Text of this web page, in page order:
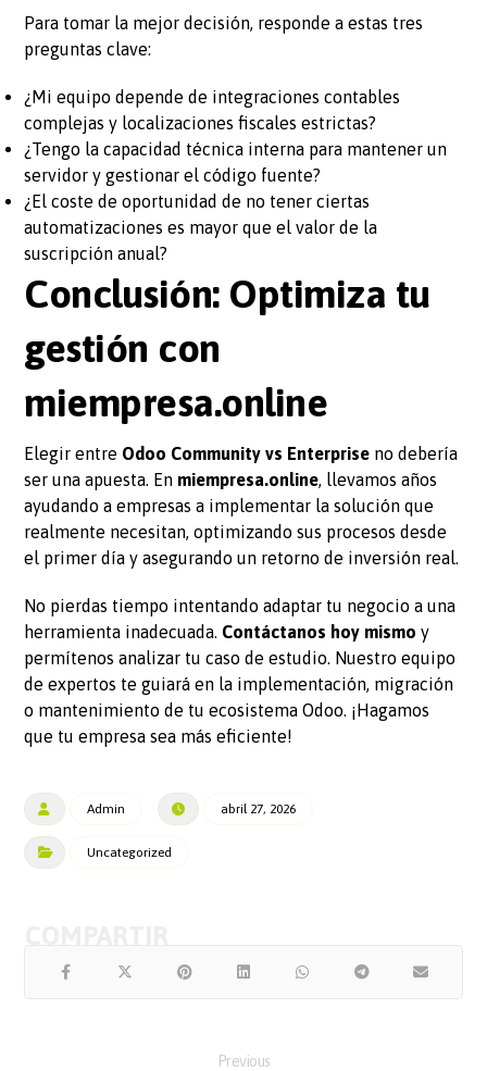
Para tomar la mejor decisión, responde a estas tres
preguntas clave:
¿Mi equipo depende de integraciones contables
complejas y localizaciones fiscales estrictas?
¿Tengo la capacidad técnica interna para mantener un
servidor y gestionar el código fuente?
¿El coste de oportunidad de no tener ciertas
automatizaciones es mayor que el valor de la
suscripción anual?
Conclusión: Optimiza tu
gestión con
miempresa.online
Elegir entre Odoo Community vs Enterprise no debería
ser una apuesta. En miempresa.online , llevamos años
ayudando a empresas a implementar la solución que
realmente necesitan, optimizando sus procesos desde
el primer día y asegurando un retorno de inversión real.
No pierdas tiempo intentando adaptar tu negocio a una
herramienta inadecuada. Contáctanos hoy mismo y
permítenos analizar tu caso de estudio. Nuestro equipo
de expertos te guiará en la implementación, migración
o mantenimiento de tu ecosistema Odoo. ¡Hagamos
que tu empresa sea más eficiente!
Admin abril 27, 2026
Uncategorized
Previous